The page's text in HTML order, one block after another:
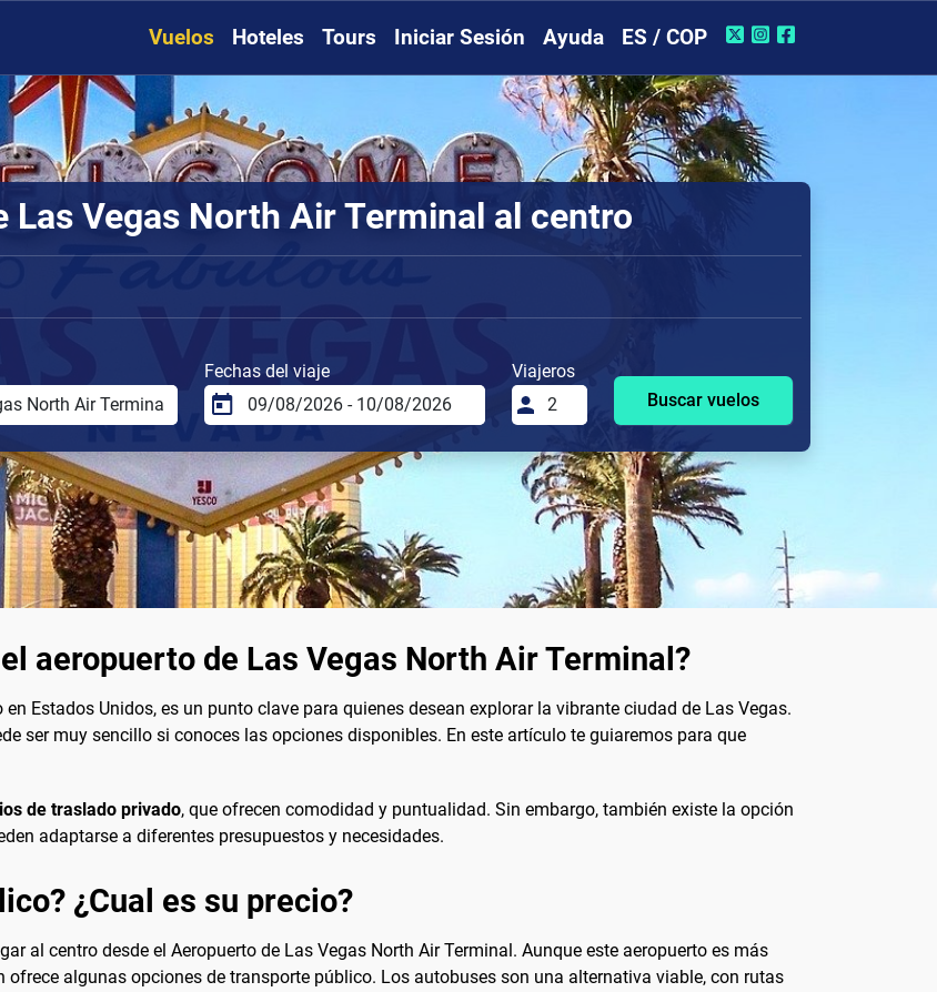
Vuelos Hoteles Tours Iniciar Sesión Ayuda ES / COP
Vegas North Air Terminal al centro
Fechas del viaje
Viajeros
Buscar vuelos
aeropuerto de Las Vegas North Air Terminal?
Estados Unidos, es un punto clave para quienes desean explorar la vibrante ciudad de Las Vegas.
ser muy sencillo si conoces las opciones disponibles. En este artículo te guiaremos para que
de traslado privado, que ofrecen comodidad y puntualidad. Sin embargo, también existe la opción
adaptarse a diferentes presupuestos y necesidades.
¿Cual es su precio?
al centro desde el Aeropuerto de Las Vegas North Air Terminal. Aunque este aeropuerto es más
ofrece algunas opciones de transporte público. Los autobuses son una alternativa viable, con rutas